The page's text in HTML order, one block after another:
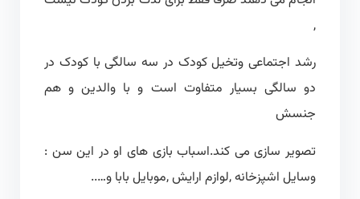
رشد اجتماعی وتخیل کودک در سه سالگی با کودک در
دو سالگی بسیار متفاوت است و با والدین و هم
تصویر سازی می کند.اسباب بازی های او در این سن :
وسایل اشپزخانه ,لوازم ارایش ,موبایل بابا و…..